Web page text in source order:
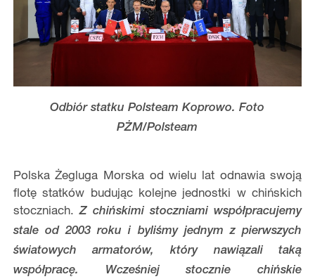
Odbiór statku Polsteam Koprowo. Foto
PŻM/Polsteam
Polska Żegluga Morska od wielu lat odnawia swoją
flotę statków budując kolejne jednostki w chińskich
stoczniach.Z chińskimi stoczniami współpracujemy
stale od 2003 roku i byliśmy jednym z pierwszych
światowych armatorów, który nawiązali taką
współpracę. Wcześniej stocznie chińskie